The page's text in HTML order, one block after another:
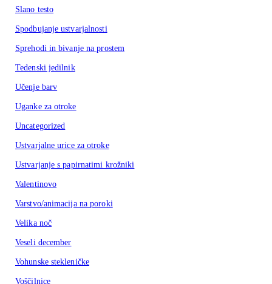
Slano testo
Spodbujanje ustvarjalnosti
Sprehodi in bivanje na prostem
Tedenski jedilnik
Učenje barv
Uganke za otroke
Uncategorized
Ustvarjalne urice za otroke
Ustvarjanje s papirnatimi krožniki
Valentinovo
Varstvo/animacija na poroki
Velika noč
Veseli december
Vohunske stekleničke
Voščilnice